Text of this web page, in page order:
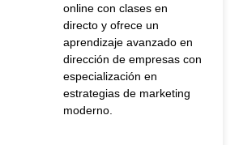
online con clases en
directo y ofrece un
aprendizaje avanzado en
dirección de empresas con
especialización en
estrategias de marketing
moderno.